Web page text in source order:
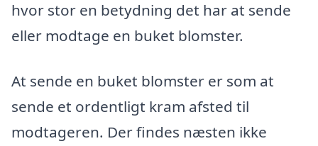
hvor stor en betydning det har at sende
eller modtage en buket blomster.
At sende en buket blomster er som at
sende et ordentligt kram afsted til
modtageren. Der findes næsten ikke